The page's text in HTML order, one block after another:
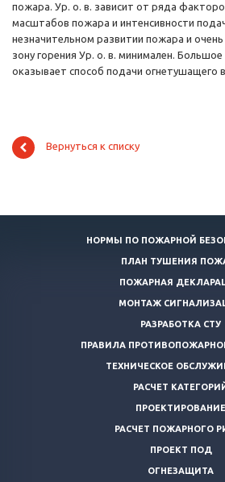
пожара. Ур. о. в. зависит от ряда
масштабов пожара и интенсивности
незначительном развитии пожара и
зону горения Ур. о. в. минимален. Большое
оказывает способ подачи огнетушащего
Вернуться к списку
НОРМЫ ПО ПОЖАРНОЙ
ПЛАН ТУШЕНИЯ
ПОЖАРНАЯ
МОНТАЖ
РАЗРАБОТКА СТУ
ПРАВИЛА
ТЕХНИЧЕСКОЕ
РАСЧЕТ
ПРОЕКТИРОВАНИЕ
РАСЧЕТ ПОЖАРНОГО
ПРОЕКТ ПОД
ОГНЕЗАЩИТА